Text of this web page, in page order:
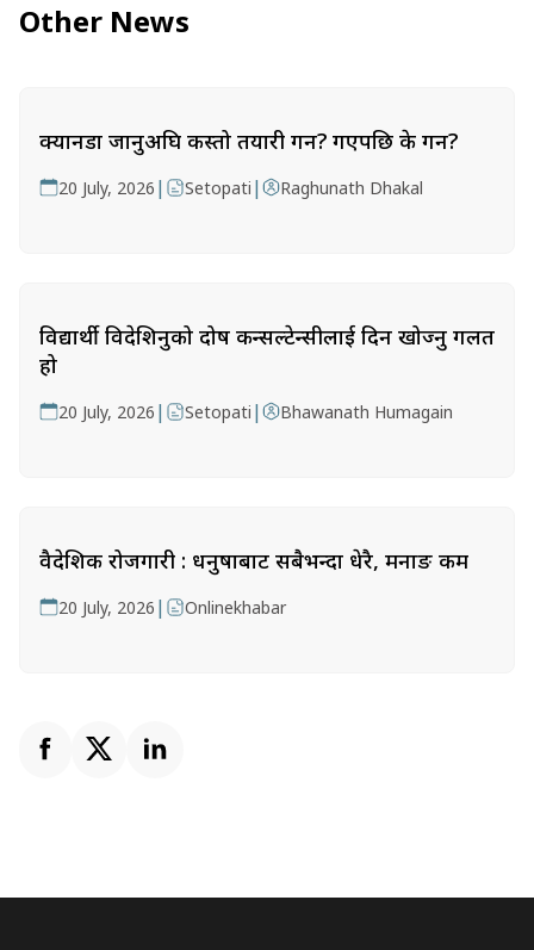
Other News
क्यानडा जानुअघि कस्तो तयारी गर्ने? गएपछि के गर्ने?
20 July, 2026 | Setopati | Raghunath Dhakal
विद्यार्थी विदेशिनुको दोष कन्सल्टेन्सीलाई दिन खोज्नु गलत
हो
20 July, 2026 | Setopati | Bhawanath Humagain
वैदेशिक रोजगारी : धनुषाबाट सबैभन्दा धेरै, मनाङ कम
20 July, 2026 | Onlinekhabar